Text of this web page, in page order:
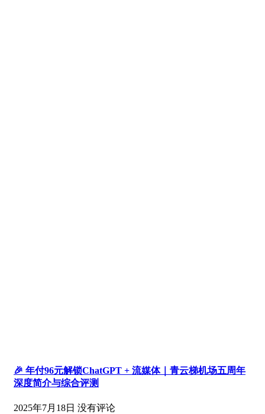
🎉 年付96元解锁ChatGPT + 流媒体｜青云梯机场五周年
深度简介与综合评测
2025年7月18日 没有评论